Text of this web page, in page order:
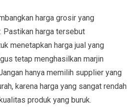
harga grosir yang
Pastikan harga tersebut
menetapkan harga jual yang
tetap menghasilkan marjin
hanya memilih supplier yang
karena harga yang sangat rendah
produk yang buruk.